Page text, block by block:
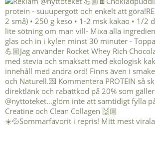
☀️💦Sommarfavorit i repris! Mitt mest virala